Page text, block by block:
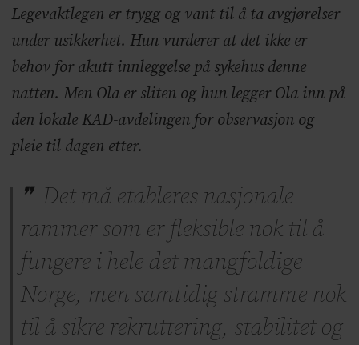
Legevaktlegen er trygg og vant til å ta avgjørelser
under usikkerhet. Hun vurderer at det ikke er
behov for akutt innleggelse på sykehus denne
natten. Men Ola er sliten og hun legger Ola inn på
den lokale KAD-avdelingen for observasjon og
pleie til dagen etter.
Det må etableres nasjonale
rammer som er fleksible nok til å
fungere i hele det mangfoldige
Norge, men samtidig stramme nok
til å sikre rekruttering, stabilitet og